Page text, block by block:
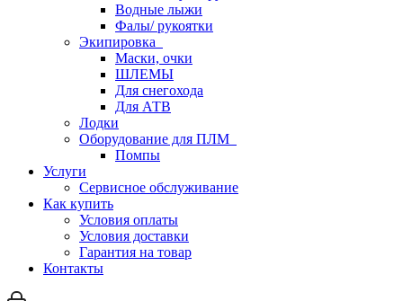
Водные лыжи
Фалы/ рукоятки
Экипировка
Маски, очки
ШЛЕМЫ
Для снегохода
Для АТВ
Лодки
Оборудование для ПЛМ
Помпы
Услуги
Сервисное обслуживание
Как купить
Условия оплаты
Условия доставки
Гарантия на товар
Контакты